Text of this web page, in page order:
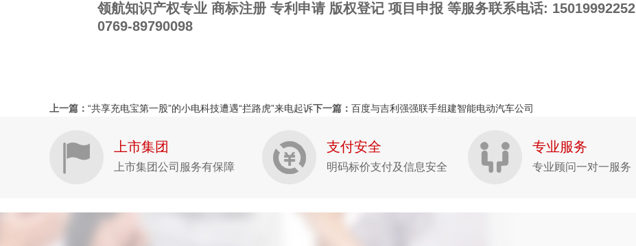
领航知识产权专业 商标注册 专利申请 版权登记 项目申报 等服务联系电话: 15019992252
0769-89790098
上一篇： “共享充电宝第一股”的小电科技遭遇“拦路虎”来电起诉下一篇： 百度与吉利强强联手组建智能电动汽车公司
上市集团
上市集团公司服务有保障
支付安全
明码标价支付及信息安全
专业服务
专业顾问一对一服务